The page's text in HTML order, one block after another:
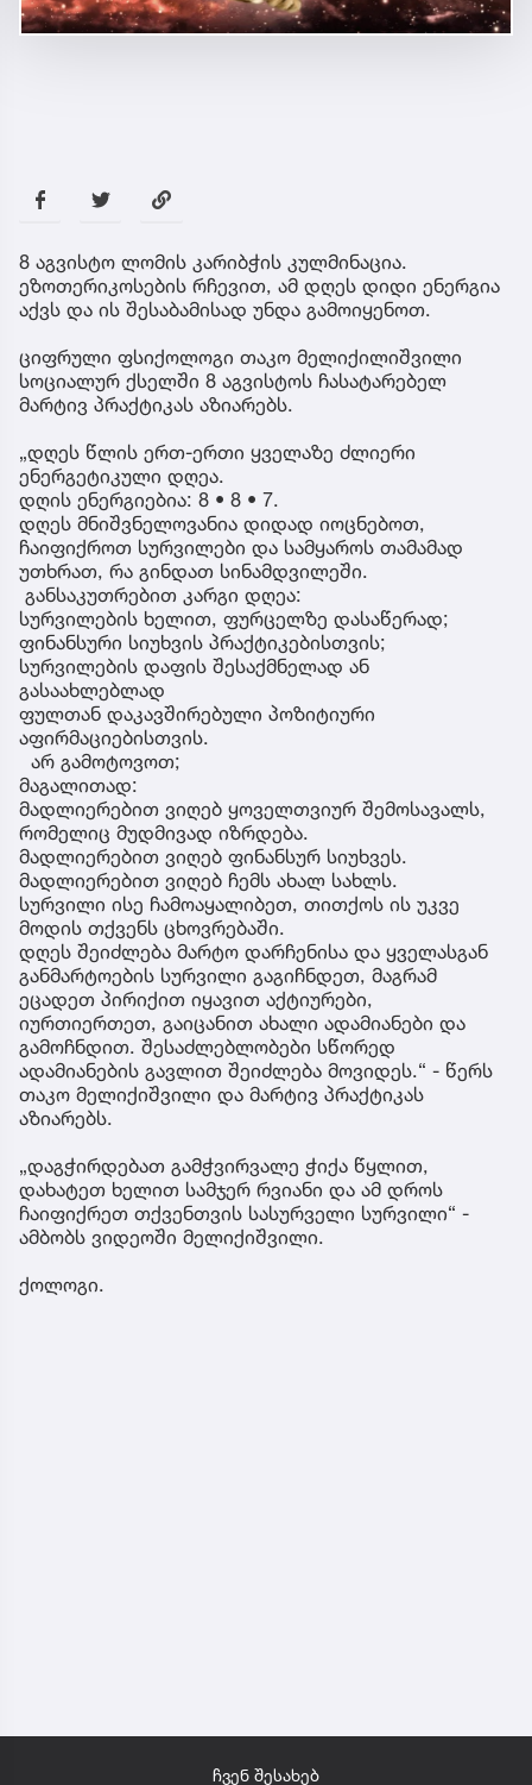
8 აგვისტო ლომის კარიბჭის კულმინაცია.
ეზოთერიკოსების რჩევით, ამ დღეს დიდი ენერგია
აქვს და ის შესაბამისად უნდა გამოიყენოთ.
ციფრული ფსიქოლოგი თაკო მელიქილიშვილი
სოციალურ ქსელში 8 აგვისტოს ჩასატარებელ
მარტივ პრაქტიკას აზიარებს.
„დღეს წლის ერთ-ერთი ყველაზე ძლიერი
ენერგეტიკული დღეა.
დღის ენერგიებია: 8 • 8 • 7.
დღეს მნიშვნელოვანია დიდად იოცნებოთ,
ჩაიფიქროთ სურვილები და სამყაროს თამამად
უთხრათ, რა გინდათ სინამდვილეში.
განსაკუთრებით კარგი დღეა:
სურვილების ხელით, ფურცელზე დასაწერად;
ფინანსური სიუხვის პრაქტიკებისთვის;
სურვილების დაფის შესაქმნელად ან
გასაახლებლად
ფულთან დაკავშირებული პოზიტიური
აფირმაციებისთვის.
არ გამოტოვოთ;
მაგალითად:
მადლიერებით ვიღებ ყოველთვიურ შემოსავალს,
რომელიც მუდმივად იზრდება.
მადლიერებით ვიღებ ფინანსურ სიუხვეს.
მადლიერებით ვიღებ ჩემს ახალ სახლს.
სურვილი ისე ჩამოაყალიბეთ, თითქოს ის უკვე
მოდის თქვენს ცხოვრებაში.
დღეს შეიძლება მარტო დარჩენისა და ყველასგან
განმარტოების სურვილი გაგიჩნდეთ, მაგრამ
ეცადეთ პირიქით იყავით აქტიურები,
იურთიერთეთ, გაიცანით ახალი ადამიანები და
გამოჩნდით. შესაძლებლობები სწორედ
ადამიანების გავლით შეიძლება მოვიდეს.“ - წერს
თაკო მელიქიშვილი და მარტივ პრაქტიკას
აზიარებს.
„დაგჭირდებათ გამჭვირვალე ჭიქა წყლით,
დახატეთ ხელით სამჯერ რვიანი და ამ დროს
ჩაიფიქრეთ თქვენთვის სასურველი სურვილი“ -
ამბობს ვიდეოში მელიქიშვილი.
ქოლოგი.
ჩვენ შესახებ